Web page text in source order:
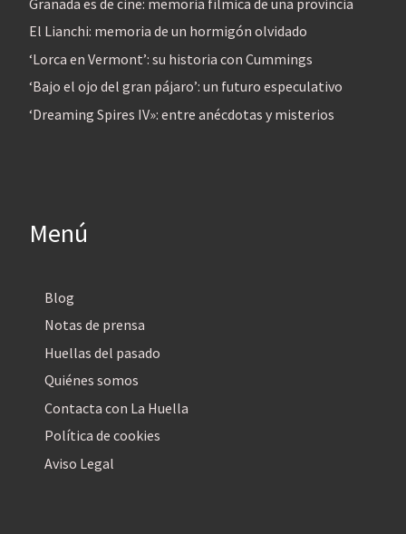
El Lianchi: memoria de un hormigón olvidado
‘Lorca en Vermont’: su historia con Cummings
‘Bajo el ojo del gran pájaro’: un futuro especulativo
‘Dreaming Spires IV»: entre anécdotas y misterios
Menú
Blog
Notas de prensa
Huellas del pasado
Quiénes somos
Contacta con La Huella
Política de cookies
Aviso Legal